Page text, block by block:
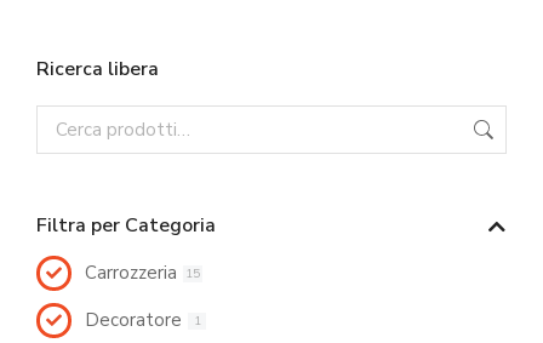
Ricerca libera
Filtra per Categoria
Carrozzeria 15
Decoratore 1